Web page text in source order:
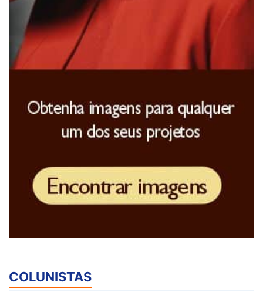
COLUNISTAS